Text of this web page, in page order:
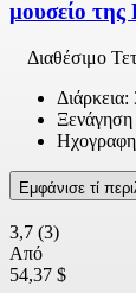
μουσείο
Διαθέσιμο
Ξενάγηση
Εμφάνισε τί
3,7 (3)
Από
54,37 $